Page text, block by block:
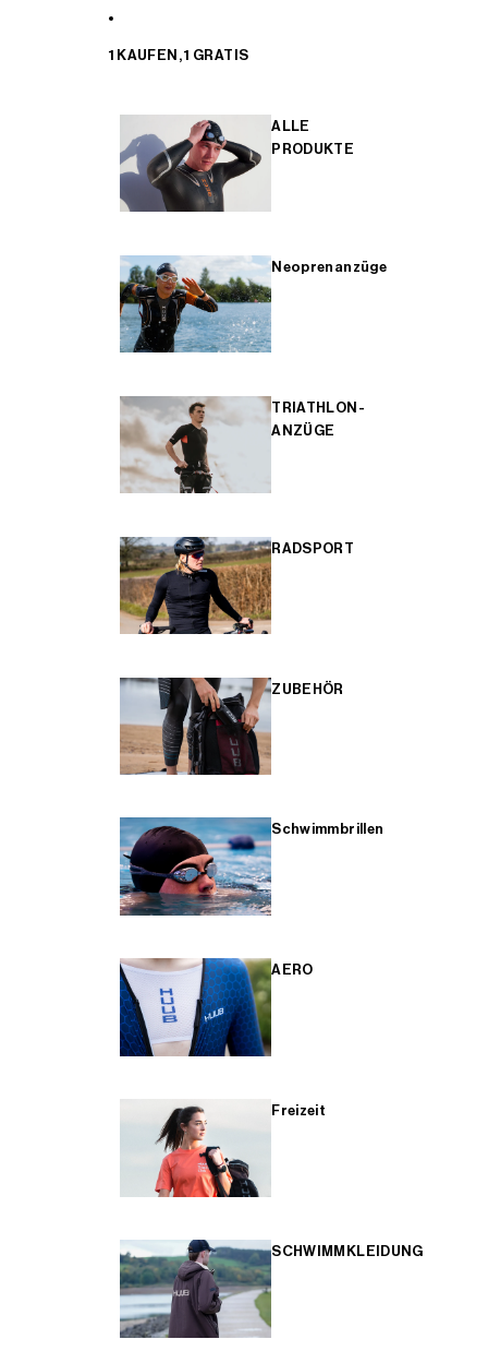
1 KAUFEN, 1 GRATIS
ALLE
PRODUKTE
Neoprenanzüge
TRIATHLON-
ANZÜGE
RADSPORT
ZUBEHÖR
Schwimmbrillen
AERO
Freizeit
SCHWIMMKLEIDUNG